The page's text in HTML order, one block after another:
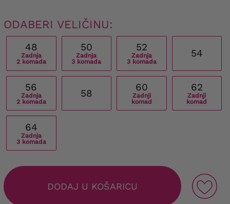
ODABERI VELIČINU:
48
Zadnja
2 komada
50
Zadnja
3 komada
52
Zadnja
3 komada
54
56
Zadnja
2 komada
58
60
Zadnji
komad
62
Zadnji
komad
64
Zadnja
3 komada
DODAJ U KOŠARICU